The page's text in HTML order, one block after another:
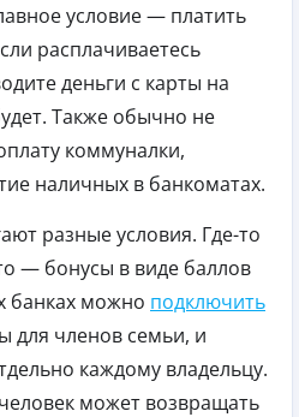
условие — платить
расплачиваетесь
деньги с карты на
Также обычно не
коммуналки,
наличных в банкоматах.
разные условия. Где-то
— бонусы в виде баллов
банках можно подключить
для членов семьи, и
каждому владельцу.
может возвращать